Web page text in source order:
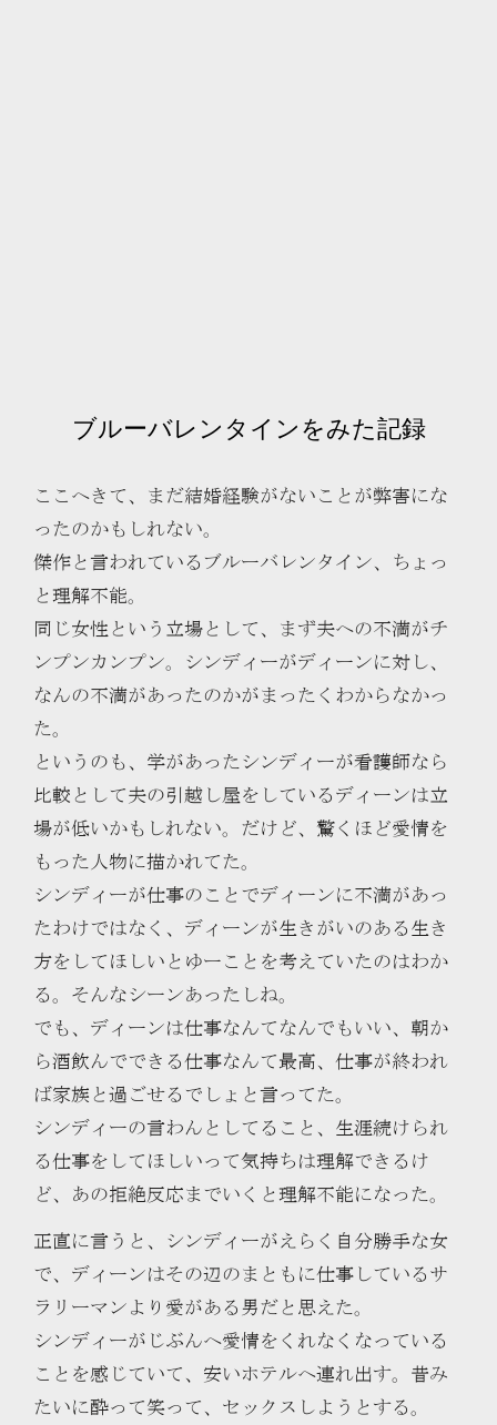
ブルーバレンタインをみた記録
ここへきて、まだ結婚経験がないことが弊害にな
ったのかもしれない。
傑作と言われているブルーバレンタイン、ちょっ
と理解不能。
同じ女性という立場として、まず夫への不満がチ
ンプンカンプン。シンディーがディーンに対し、
なんの不満があったのかがまったくわからなかっ
た。
というのも、学があったシンディーが看護師なら
比較として夫の引越し屋をしているディーンは立
場が低いかもしれない。だけど、驚くほど愛情を
もった人物に描かれてた。
シンディーが仕事のことでディーンに不満があっ
たわけではなく、ディーンが生きがいのある生き
方をしてほしいとゆーことを考えていたのはわか
る。そんなシーンあったしね。
でも、ディーンは仕事なんてなんでもいい、朝か
ら酒飲んでできる仕事なんて最高、仕事が終われ
ば家族と過ごせるでしょと言ってた。
シンディーの言わんとしてること、生涯続けられ
る仕事をしてほしいって気持ちは理解できるけ
ど、あの拒絶反応までいくと理解不能になった。
正直に言うと、シンディーがえらく自分勝手な女
で、ディーンはその辺のまともに仕事しているサ
ラリーマンより愛がある男だと思えた。
シンディーがじぶんへ愛情をくれなくなっている
ことを感じていて、安いホテルへ連れ出す。昔み
たいに酔って笑って、セックスしようとする。